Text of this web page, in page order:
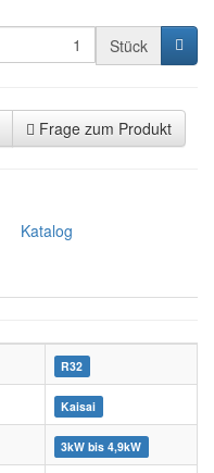
Stück
Frage zum Produkt
Katalog
R32
Kaisai
3kW bis 4,9kW